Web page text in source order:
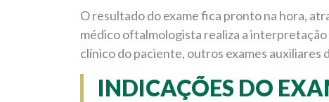
O resultado do exame fica pronto na hora,
médico oftalmologista realiza a
clínico do paciente, outros exames auxiliares
INDICAÇÕES DO